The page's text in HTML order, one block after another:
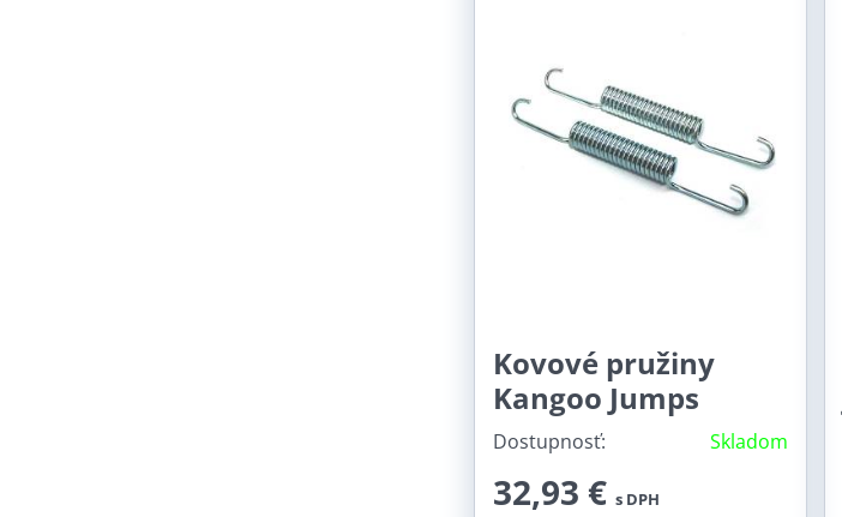
Kovové pružiny
Kangoo Jumps
Dostupnosť: Skladom
32,93 € s DPH